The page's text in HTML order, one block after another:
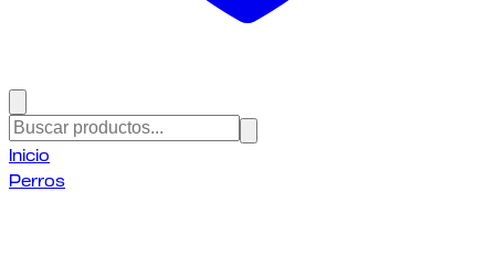
Inicio
Perros